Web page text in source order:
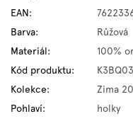
EAN:
Barva:
Růžová
Materiál:
100%
Kód produktu:
Kolekce:
Zima
Pohlaví:
holky